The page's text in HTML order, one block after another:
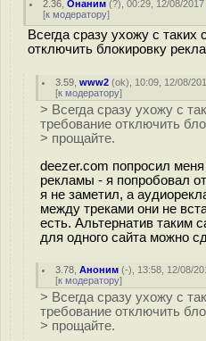
2.36 ,Онаним (?), 00:29, 12/08/2017
[к модератору]
Всегда сразу ухожу с таких
отключить блокировку
3.59 ,www2 (ok), 10:09, 12/08/
[к модератору]
> Всегда сразу ухожу с
требование отключить
> прощайте.
deezer.com попросил
рекламы - я попробовал
я не заметил, а
между треками они не
есть. Альтернатив таким
для одного сайта можно
3.78 ,Аноним (-), 13:58, 12/08/
[к модератору]
> Всегда сразу ухожу с
требование отключить
> прощайте.